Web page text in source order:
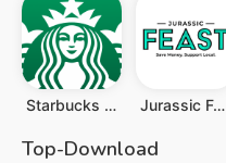
Starbucks UK Jurassic Feast
Top-Download